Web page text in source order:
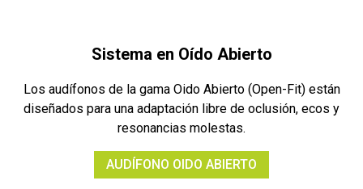
Sistema en Oído Abierto
Los audífonos de la gama Oido Abierto (Open-Fit) están
diseñados para una adaptación libre de oclusión, ecos y
resonancias molestas.
AUDÍFONO OIDO ABIERTO